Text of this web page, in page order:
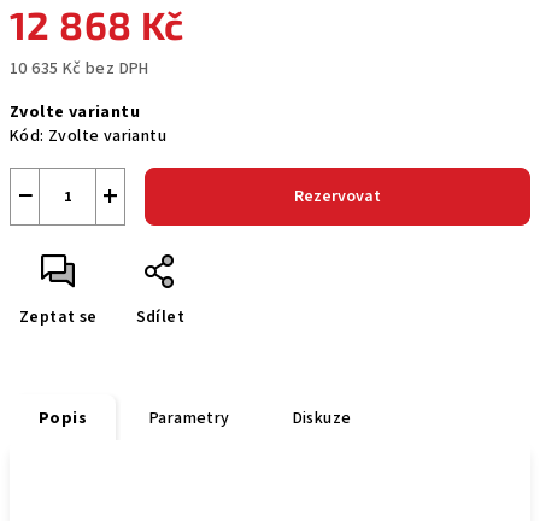
12 868 Kč
10 635 Kč bez DPH
cena:
Zvolte variantu
Kód: Zvolte variantu
+
− Rezervovat
Zeptat se Sdílet
Popis Parametry Diskuze